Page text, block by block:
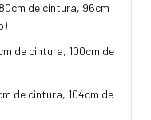
de cintura, 96cm
de cintura, 100cm de
de cintura, 104cm de